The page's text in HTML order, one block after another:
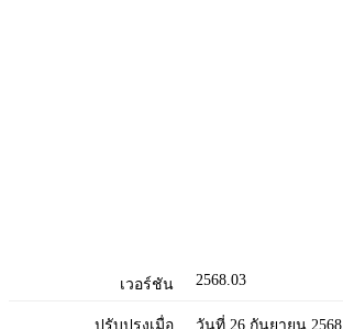
เวอร์ชัน 2568.03
ปรับปรุงเมื่อ วันที่ 26 กันยายน 2568